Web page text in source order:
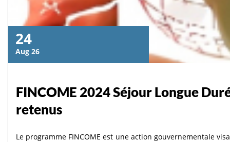
24
Aug 26
FINCOME 2024 Séjour Longue
retenus
Le programme FINCOME est une action gouvernementale